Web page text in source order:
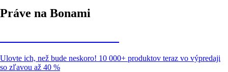
Práve na Bonami
Ulovte ich, než bude neskoro! 10 000+ produktov teraz vo výpredaji
so zľavou až 40 %